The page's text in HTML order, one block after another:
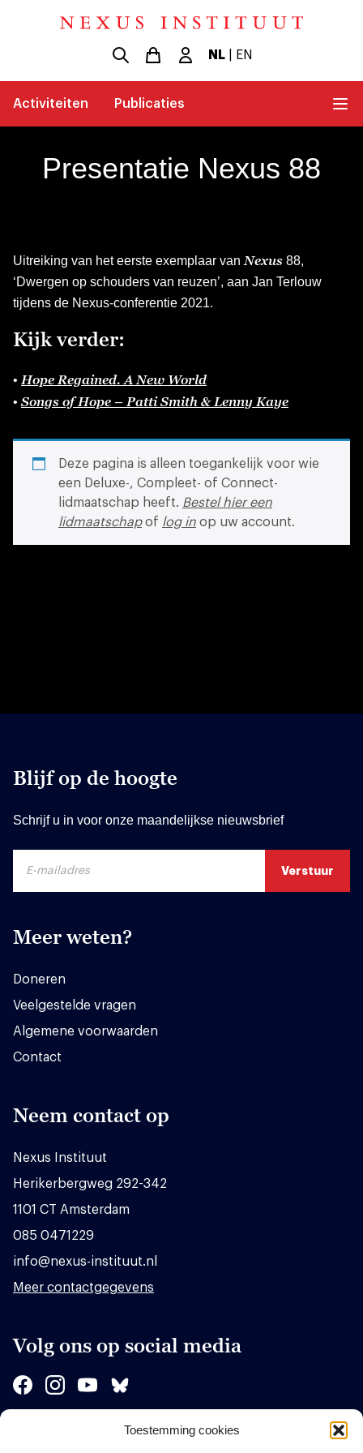
Toestemming cookies
NL| EN
Activiteiten Publicaties
Presentatie Nexus 88
Uitreiking van het eerste exemplaar van Nexus 88,
‘Dwergen op schouders van reuzen’, aan Jan Terlouw
tijdens de Nexus-conferentie 2021.
Kijk verder:
• Hope Regained. A New World
• Songs of Hope – Patti Smith & Lenny Kaye
Deze pagina is alleen toegankelijk voor wie
een Deluxe-, Compleet- of Connect-
lidmaatschap heeft. Bestel hier een
lidmaatschapof log in op uw account.
Blijf op de hoogte
Schrijf u in voor onze maandelijkse nieuwsbrief
Meer weten?
Doneren
Veelgestelde vragen
Algemene voorwaarden
Contact
Neem contact op
Nexus Instituut
Herikerbergweg 292-342
1101 CT Amsterdam
085 0471229
info@nexus-instituut.nl
Meer contactgegevens
Volg ons op social media